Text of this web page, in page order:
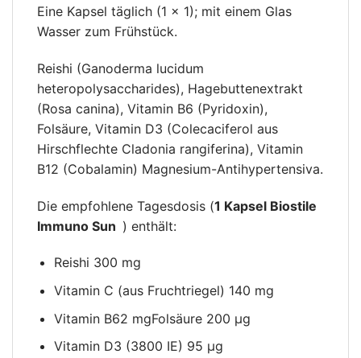
Eine Kapsel täglich (1 × 1); mit einem Glas
Wasser zum Frühstück.
Reishi (Ganoderma lucidum
heteropolysaccharides), Hagebuttenextrakt
(Rosa canina), Vitamin B6 (Pyridoxin),
Folsäure, Vitamin D3 (Colecaciferol aus
Hirschflechte Cladonia rangiferina), Vitamin
B12 (Cobalamin) Magnesium-Antihypertensiva.
Die empfohlene Tagesdosis (1 Kapsel Biostile
Immuno Sun ) enthält:
Reishi 300 mg
Vitamin C (aus Fruchtriegel) 140 mg
Vitamin B62 mgFolsäure 200 µg
Vitamin D3 (3800 IE) 95 µg